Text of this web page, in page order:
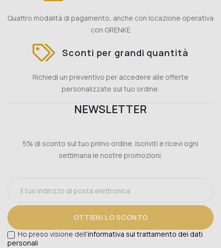
Quattro modalità di pagamento, anche con locazione operativa
con GRENKE
Sconti per grandi quantità
Richiedi un preventivo per accedere alle offerte
personalizzate sul tuo ordine.
NEWSLETTER
5% di sconto sul tuo primo ordine. Iscriviti e ricevi ogni
settimana le nostre promozioni.
OTTIENI LO SCONTO
Ho preso visione dell'informativa sul trattamento dei dati
personali